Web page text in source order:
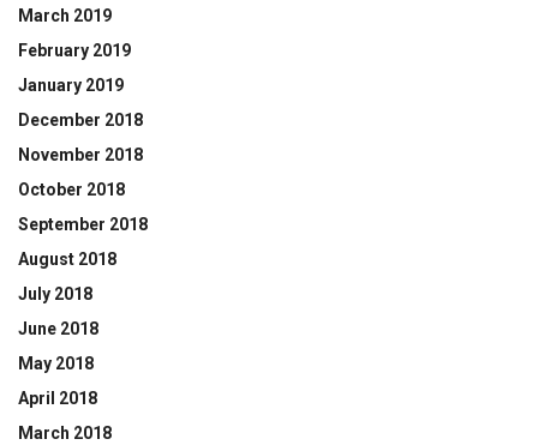
March 2019
February 2019
January 2019
December 2018
November 2018
October 2018
September 2018
August 2018
July 2018
June 2018
May 2018
April 2018
March 2018